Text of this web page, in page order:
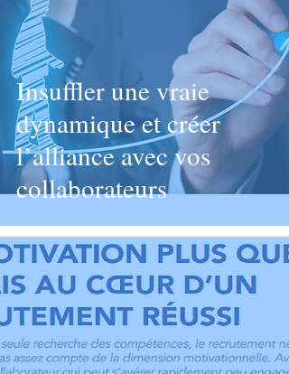
Insuffler une vraie
dynamique et créer
l’alliance avec vos
collaborateurs